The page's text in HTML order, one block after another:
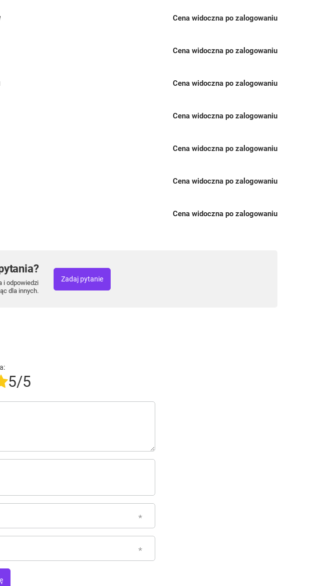
Cena widoczna po zalogowaniu
Cena widoczna po zalogowaniu
Cena widoczna po zalogowaniu
Cena widoczna po zalogowaniu
Cena widoczna po zalogowaniu
Cena widoczna po zalogowaniu
Cena widoczna po zalogowaniu
i odpowiedzi
dla innych.
Zadaj pytanie
5/5